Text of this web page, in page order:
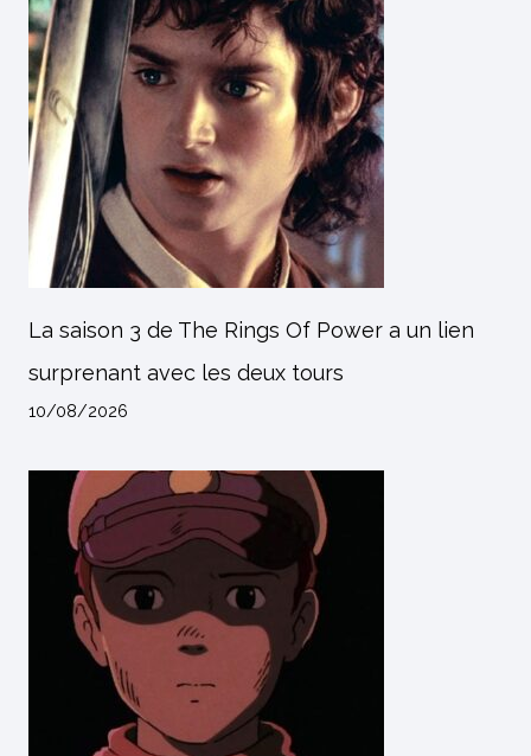
La saison 3 de The Rings Of Power a un lien
surprenant avec les deux tours
10/08/2026